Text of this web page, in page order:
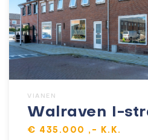
VIANEN
Walraven I-
€ 435.000 ,- K.K.